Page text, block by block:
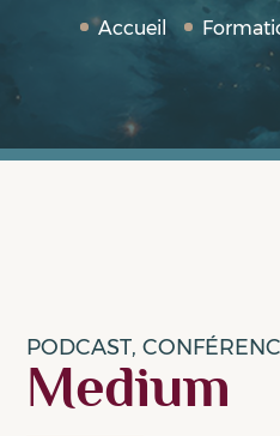
Accueil
PODCAST,
Medium